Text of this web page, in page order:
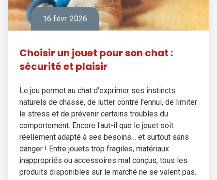
16 févr. 2026
Choisir un jouet pour son chat :
sécurité et plaisir
Le jeu permet au chat d’exprimer ses instincts
naturels de chasse, de lutter contre l’ennui, de limiter
le stress et de prévenir certains troubles du
comportement. Encore faut-il que le jouet soit
réellement adapté à ses besoins… et surtout sans
danger ! Entre jouets trop fragiles, matériaux
inappropriés ou accessoires mal conçus, tous les
produits disponibles sur le marché ne se valent pas.